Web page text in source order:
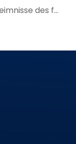
Die Geheimnisse des führenden GaAs-A-Halbleitermaterials